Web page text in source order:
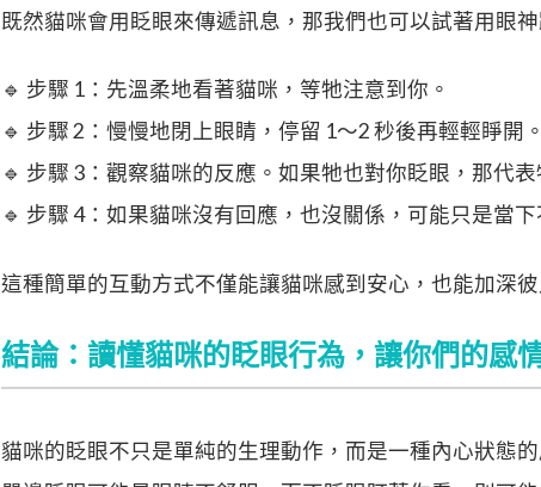
既然貓咪會用眨眼來傳遞訊息，那我們也可以試著用眼神
🔹 步驟 1：先溫柔地看著貓咪，等牠注意到你。
🔹 步驟 2：慢慢地閉上眼睛，停留 1～2 秒後再輕輕睜開。
🔹 步驟 3：觀察貓咪的反應。如果牠也對你眨眼，那代
🔹 步驟 4：如果貓咪沒有回應，也沒關係，可能只是當
這種簡單的互動方式不僅能讓貓咪感到安心，也能加深
結論：讀懂貓咪的眨眼行為，讓你們的感
貓咪的眨眼不只是單純的生理動作，而是一種內心狀態